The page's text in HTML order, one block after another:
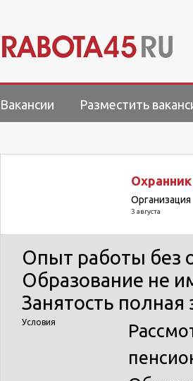
Вакансии Разместить
Организация
3 августа
Опыт работы без
Образование не
Занятость полная
Условия